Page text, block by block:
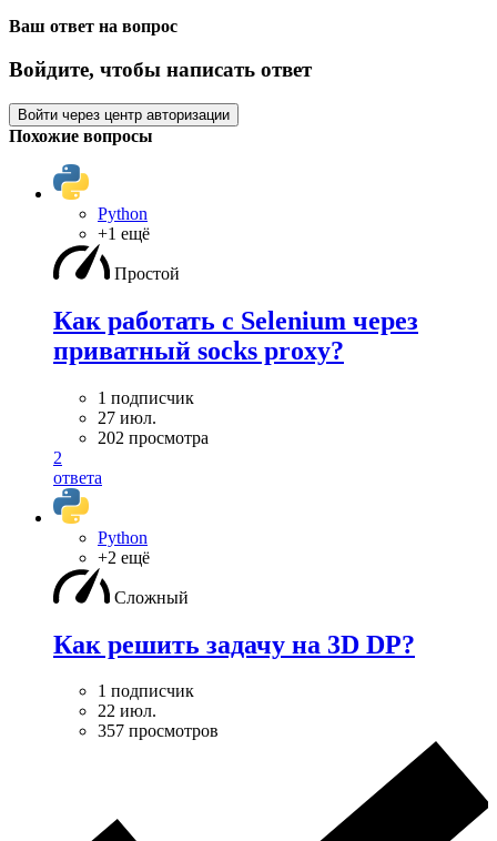
Ваш ответ на вопрос
Войдите, чтобы написать ответ
Войти через центр авторизации
Похожие вопросы
Python
+1 ещё
Простой
Как работать с Selenium через
приватный socks proxy?
1 подписчик
27 июл.
202 просмотра
2
ответа
Python
+2 ещё
Сложный
Как решить задачу на 3D DP?
1 подписчик
22 июл.
357 просмотров